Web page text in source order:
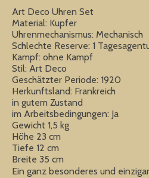
Art Deco Uhren Set
Material: Kupfer
Uhrenmechanismus: Mechanisch
Schlechte Reserve: 1
Kampf: ohne Kampf
Stil: Art Deco
Geschätzter Periode: 1920
Herkunftsland: Frankreich
in gutem Zustand
im Arbeitsbedingungen: Ja
Gewicht 1,5 kg
Höhe 23 cm
Tiefe 12 cm
Breite 35 cm
Ein ganz besonderes und